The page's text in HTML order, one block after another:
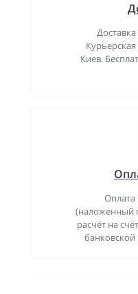
Киев.
Оплата
(наложенный
расчёт на
банковской